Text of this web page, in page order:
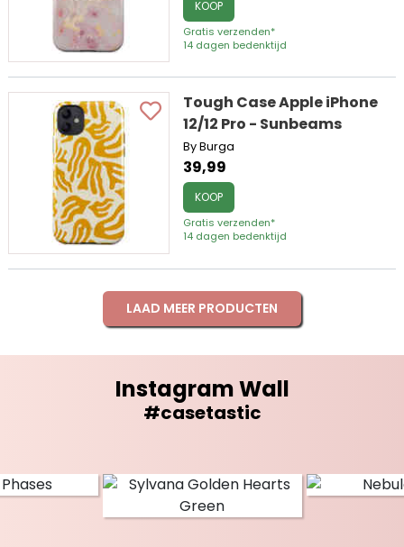
KOOP
Gratis verzenden*
14 dagen bedenktijd
Tough Case Apple iPhone
12/12 Pro - Sunbeams
By Burga
39,99
KOOP
Gratis verzenden*
14 dagen bedenktijd
LAAD MEER PRODUCTEN
Instagram Wall
#casetastic